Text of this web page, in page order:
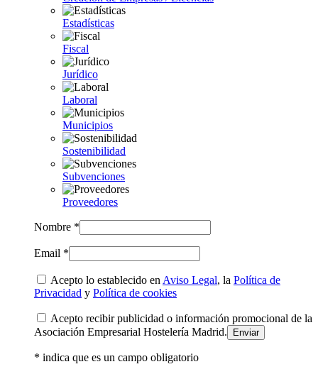
Estadísticas
Fiscal
Jurídico
Laboral
Municipios
Sostenibilidad
Subvenciones
Proveedores
Nombre *
Email *
Acepto lo establecido en Aviso Legal, la Política de
Privacidad y Política de cookies
Acepto recibir publicidad o información promocional de la
Asociación Empresarial Hostelería Madrid.
* indica que es un campo obligatorio